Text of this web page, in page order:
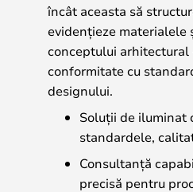
încât aceasta să
evidențieze materialele
conceptului
conformitate cu
designului.
Soluții de iluminat
standardele,
Consultanță
precisă pentru